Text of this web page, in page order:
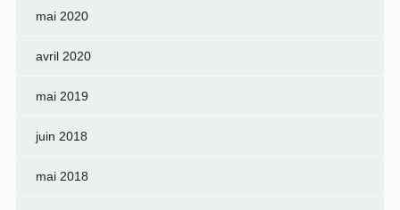
mai 2020
avril 2020
mai 2019
juin 2018
mai 2018